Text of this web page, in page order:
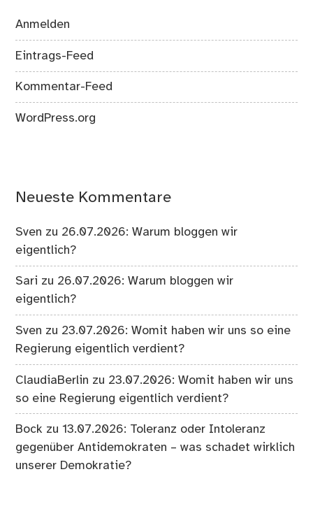
Anmelden
Eintrags-Feed
Kommentar-Feed
WordPress.org
Neueste Kommentare
Sven zu 26.07.2026: Warum bloggen wir
eigentlich?
Sari zu 26.07.2026: Warum bloggen wir
eigentlich?
Sven zu 23.07.2026: Womit haben wir uns so eine
Regierung eigentlich verdient?
ClaudiaBerlin zu 23.07.2026: Womit haben wir uns
so eine Regierung eigentlich verdient?
Bock zu13.07.2026: Toleranz oder Intoleranz
gegenüber Antidemokraten – was schadet wirklich
unserer Demokratie?